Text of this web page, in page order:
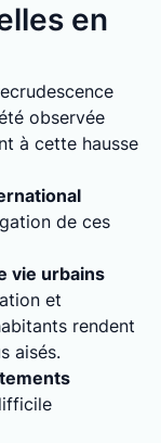
en
observée
à cette hausse
de ces
vie urbains
et
rendent
aisés.